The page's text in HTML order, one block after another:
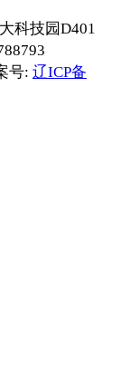
科技园D401
号: 辽ICP备